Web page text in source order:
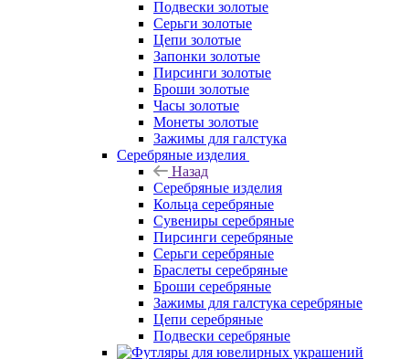
Подвески золотые
Серьги золотые
Цепи золотые
Запонки золотые
Пирсинги золотые
Броши золотые
Часы золотые
Монеты золотые
Зажимы для галстука
Серебряные изделия
Назад
Серебряные изделия
Кольца серебряные
Сувениры серебряные
Пирсинги серебряные
Серьги серебряные
Браслеты серебряные
Броши серебряные
Зажимы для галстука серебряные
Цепи серебряные
Подвески серебряные